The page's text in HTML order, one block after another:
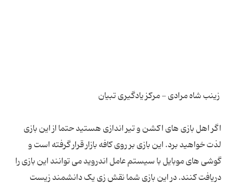
زینب شاه مرادی - مرکز یادگیری تبیان
اگر اهل بازی های اکشن و تیر اندازی هستید حتما از این بازی
لذت خواهید برد. این بازی بر روی کافه بازار قرار گرفته است و
گوشی های موبایل با سیستم عامل اندروید می توانند این بازی را
دریافت کنند. در این بازی شما نقش زی یک دانشمند زیست